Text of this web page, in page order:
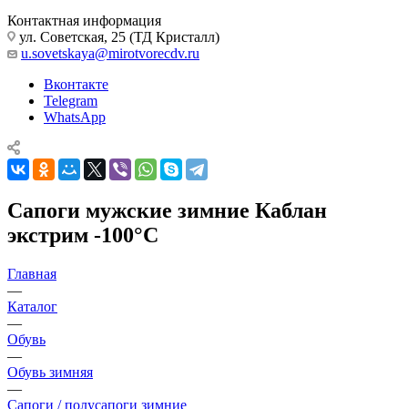
Контактная информация
ул. Советская, 25 (ТД Кристалл)
u.sovetskaya@mirotvorecdv.ru
Вконтакте
Telegram
WhatsApp
Сапоги мужские зимние Каблан
экстрим -100°С
Главная
—
Каталог
—
Обувь
—
Обувь зимняя
—
Сапоги / полусапоги зимние